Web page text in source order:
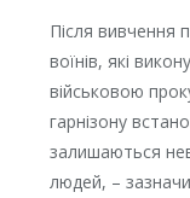
Після вивчення
воїнів, які
військовою
гарнізону
залишаються
людей, –